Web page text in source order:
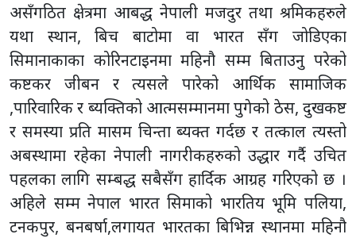
असँगठित क्षेत्रमा आबद्ध नेपाली मजदुर तथा श्रमिकहरुले
यथा स्थान, बिच बाटोमा वा भारत सँग जोडिएका
सिमानाकाका कोरिनटाइनमा महिनौ सम्म बिताउनु परेको
कष्टकर जीबन र त्यसले पारेको आर्थिक सामाजिक
,पारिवारिक र ब्यक्तिको आत्मसम्मानमा पुगेको ठेस, दुखकष्ट
र समस्या प्रति मासम चिन्ता ब्यक्त गर्दछ र तत्काल त्यस्तो
अबस्थामा रहेका नेपाली नागरीकहरुको उद्धार गर्दै उचित
पहलका लागि सम्बद्ध सबैसँग हार्दिक आग्रह गरिएको छ ।
अहिले सम्म नेपाल भारत सिमाको भारतिय भूमि पलिया,
टनकपुर, बनबर्षा,लगायत भारतका बिभिन्न स्थानमा महिनौ